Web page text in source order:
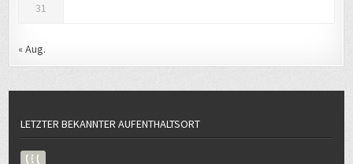
31
« Aug.
LETZTER BEKANNTER AUFENTHALTSORT